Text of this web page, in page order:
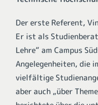
Der erste Referent,
Er ist als
Lehre“ am Campus
Angelegenheiten, die
vielfältige
aber auch „über